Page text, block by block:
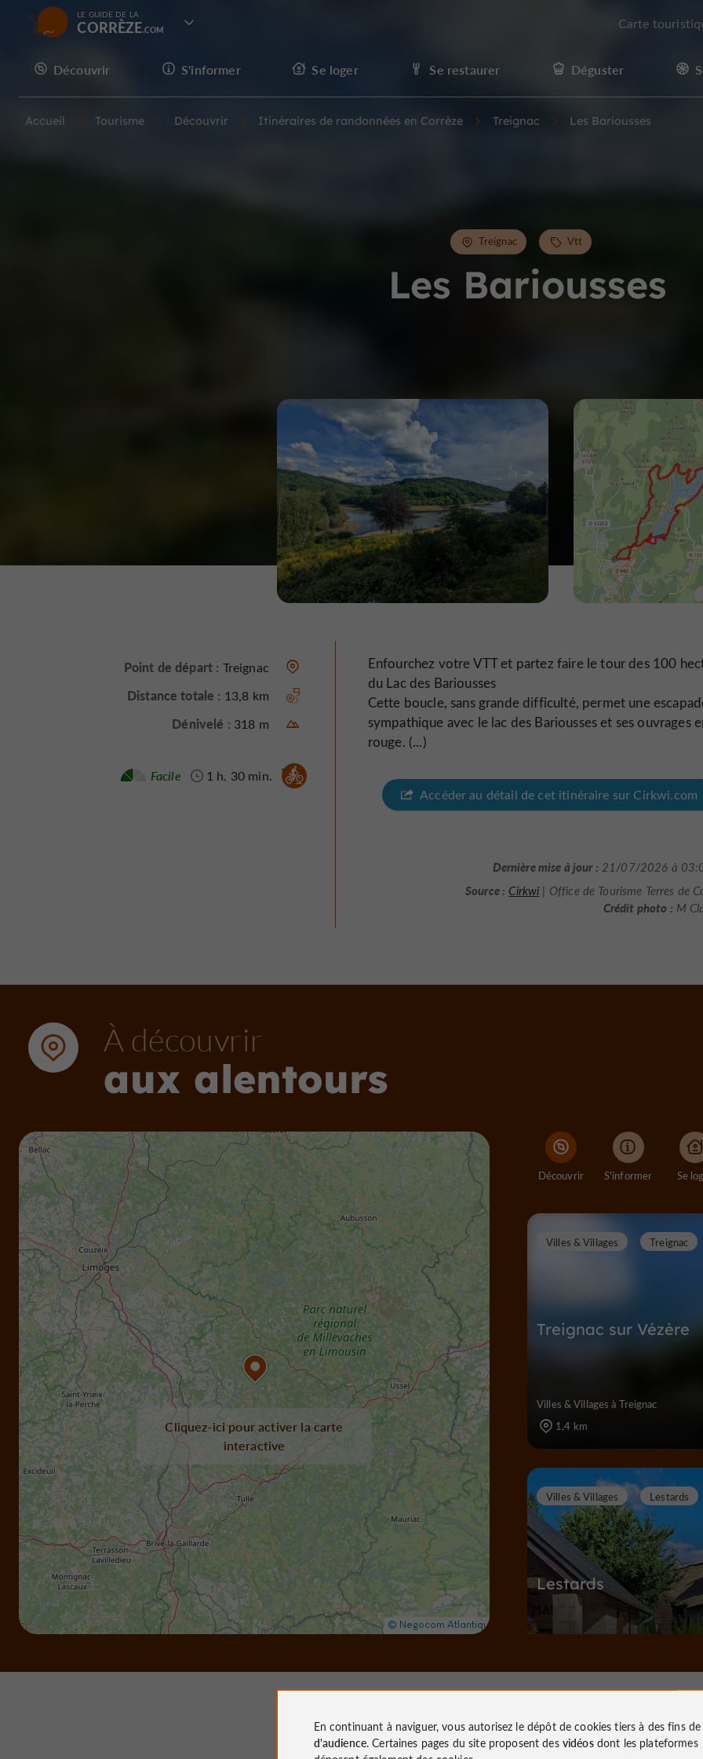
LE GUIDE DE LA
CORRÈZE Carte
Découvrir S'informer Se loger Se restaurer Déguster
Accueil Tourisme Découvrir Itinéraires de randonnées en Corrèze Treignac Les Bariousses
Les Bariousses
Treignac Vtt
Point de départ : Treignac
Distance totale : 13,8 km
Dénivelé : 318 m
Vtt :
1 h. 30 min.
Facile
Enfourchez votre VTT et partez faire le tour des 100
du Lac des Bariousses
Cette boucle, sans grande difficulté, permet une
sympathique avec le lac des Bariousses et ses ouvrages
rouge. (...)
Accéder au détail de cet itinéraire sur Cirkwi.com
Dernière mise à jour : 21/07/2026 à
Source : Cirkwi | Office de Tourisme Terres de
Crédit photo : M
À découvrir
aux alentours
Cliquez-ici pour activer la carte
interactive
Découvrir S'informer Se
Treignac sur Vézère
Villes & Villages Treignac
Villes & Villages à Treignac
1,4 km
Lestards
Villes & Villages Lestards
S
ites Naturels / Parcs Naturels
En continuant à naviguer, vous autorisez le dépôt de cookies tiers à des fins de
d'audience. Certaines pages du site proposent des vidéosdont les plateformes